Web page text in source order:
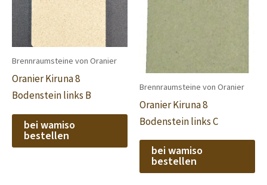
Brennraumsteine von Oranier
Oranier Kiruna 8
Bodenstein links B
bei wamiso
bestellen
Brennraumsteine von Oranier
Oranier Kiruna 8
Bodenstein links C
bei wamiso
bestellen